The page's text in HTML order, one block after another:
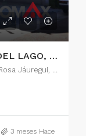
VENTA DE CASA EN CUMBRES DEL LAGO, QUERETARO
Calle Lago Mecoacán, Delegación Santa Rosa Jáuregui, Juriquilla, Municipio de Querétaro, Querétaro, 76230, México
3 meses Hace